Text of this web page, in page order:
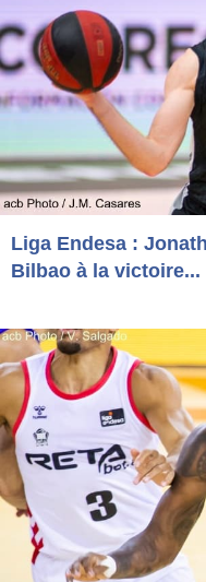
Liga Endesa :
Bilbao à la victoire...